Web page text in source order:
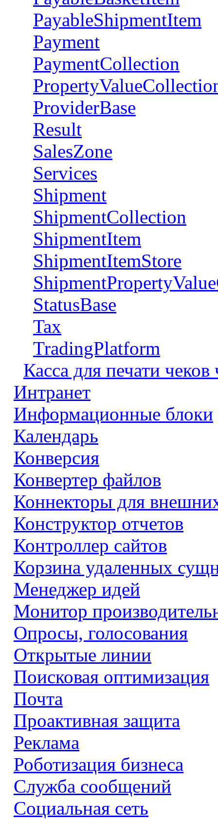
PayableShipmentItem
Payment
PaymentCollection
ProviderBase
Result
SalesZone
Services
Shipment
ShipmentCollection
ShipmentItem
ShipmentItemStore
StatusBase
Tax
TradingPlatform
Касса для печати
Интранет
Информационные блоки
Календарь
Конверсия
Конвертер файлов
Коннекторы для
Конструктор отчетов
Контроллер сайтов
Корзина удаленных
Менеджер идей
Монитор
Опросы, голосования
Открытые линии
Поисковая оптимизация
Почта
Проактивная защита
Реклама
Роботизация бизнеса
Служба сообщений
Социальная сеть